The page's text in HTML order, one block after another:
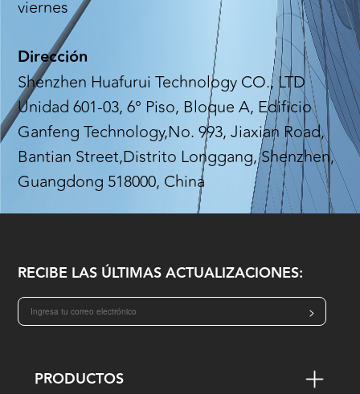
viernes
Dirección
Shenzhen Huafurui Technology CO., LTD
Unidad 601-03, 6° Piso, Bloque A, Edificio
Ganfeng Technology,No. 993, Jiaxian Road,
Bantian Street,Distrito Longgang, Shenzhen,
Guangdong 518000, China
RECIBE LAS ÚLTIMAS ACTUALIZACIONES:
>
PRODUCTOS